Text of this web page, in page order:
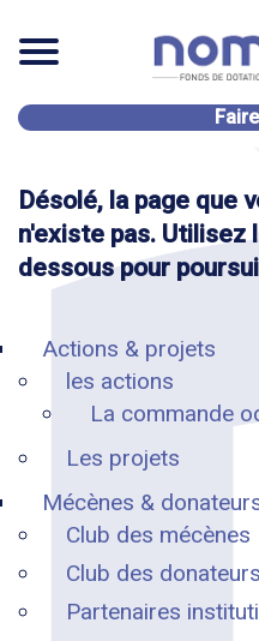
Désolé, la page que
n'existe pas. Utilisez
dessous pour
Actions & projets
les actions
La commande
Les projets
Mécènes &
Club des mécènes
Club des donateurs
Partenaires